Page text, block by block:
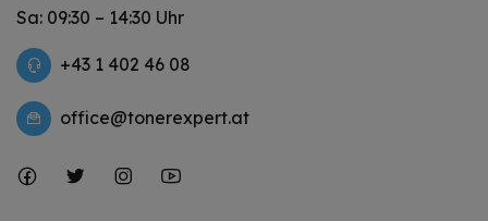
Sa: 09:30 – 14:30 Uhr
+43 1 402 46 08
office@tonerexpert.at